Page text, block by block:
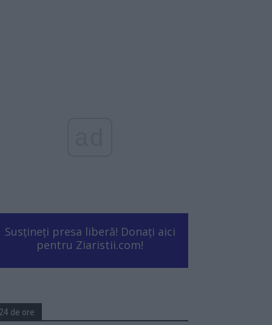
Susțineți presa liberă! Donați aici
pentru Ziaristii.com!
24 de ore